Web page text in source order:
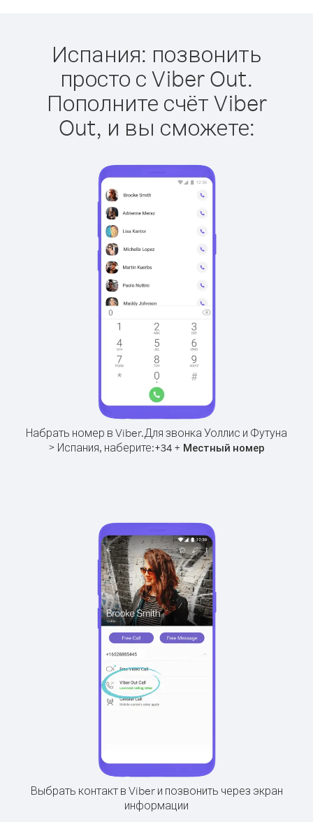
Испания: позвонить
просто с Viber Out.
Пополните счёт Viber
Out, и вы сможете:
Набрать номер в Viber.Для звонка Уоллис и Футуна
> Испания, наберите:+34 + Местный номер
Выбрать контакт в Viber и позвонить через экран
информации